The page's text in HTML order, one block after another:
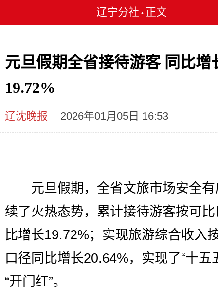
辽宁分社 • 正文
元旦假期全省接待游客 同比增
19.72%
辽沈晚报 2026年01月05日 16:53
元旦假期，全省文旅市场安全有
续了火热态势，累计接待游客按可
比增长19.72%；实现旅游综合收入
口径同比增长20.64%，实现了“十五
“开门红”。